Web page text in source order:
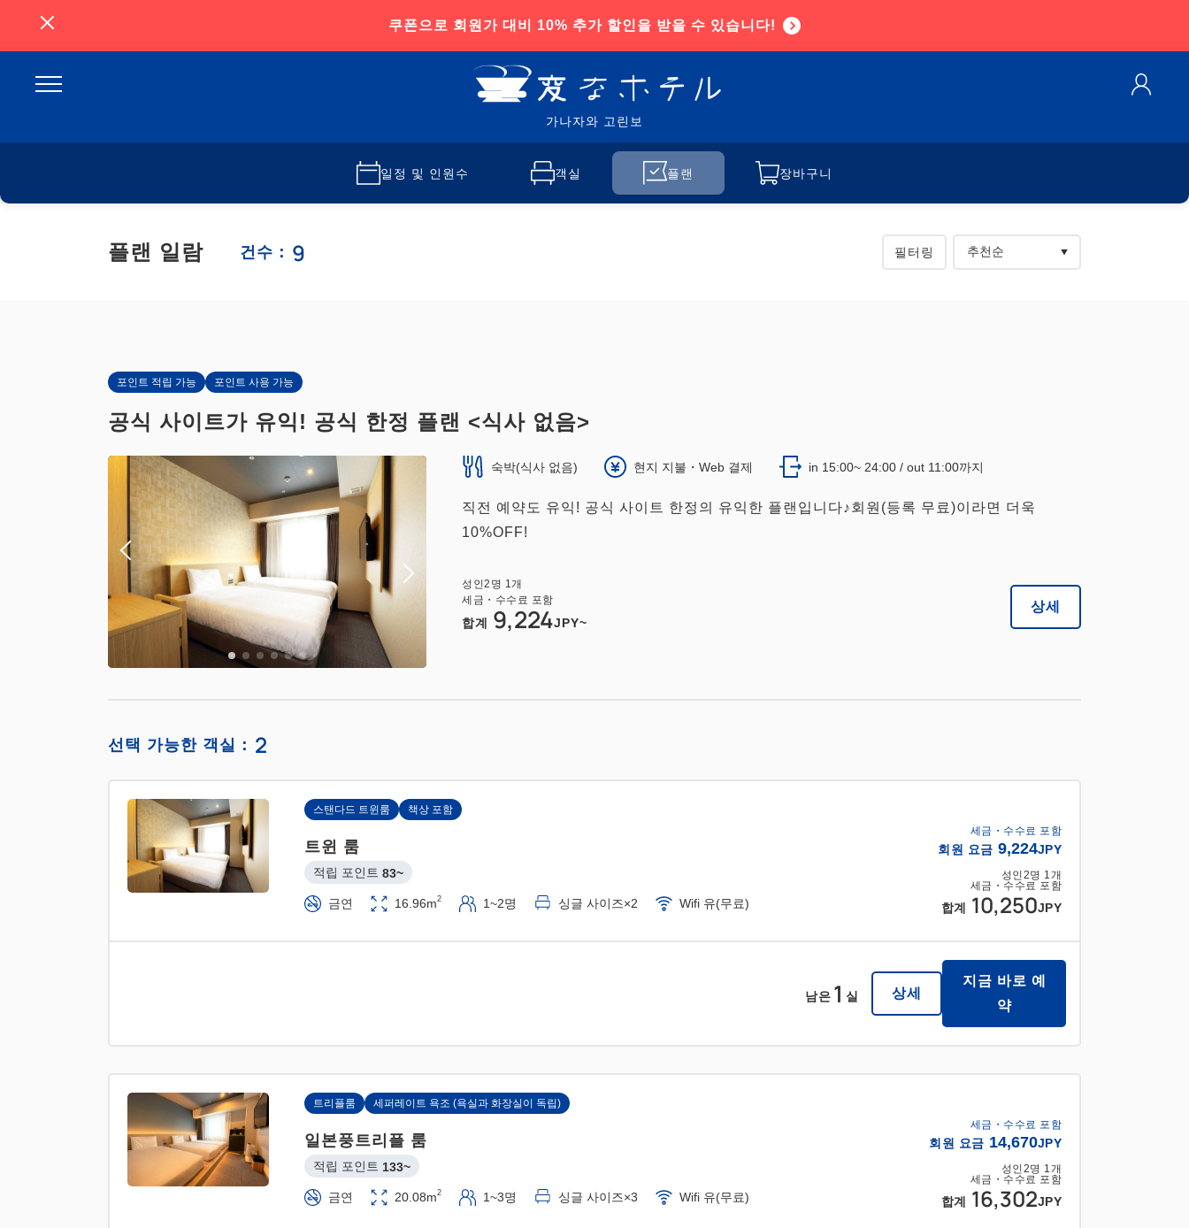
쿠폰으로 회원가 대비 10% 추가 할인을 받을 수 있습니다!
가나자와 고린보
일정 및 인원수 객실 플랜 장바구니
플랜 일람 건수： 9 필터링
포인트 적립 가능 포인트 사용 가능
공식 사이트가 유익! 공식 한정 플랜 <식사 없음>
숙박(식사 없음) 현지 지불・Web 결제 in 15:00~ 24:00 / out 11:00까지
직전 예약도 유익! 공식 사이트 한정의 유익한 플랜입니다♪회원(등록 무료)이라면 더욱
10%OFF!
성인2 명 1개
세금・수수료 포함
합계 9,224JPY~
상세
선택 가능한 객실： 2
세금・수수료 포함
회원 요금 9,224JPY
성인 2명 1개
세금・수수료 포함
합계 10,250JPY
스탠다드 트윈룸 책상 포함
트윈 룸
적립 포인트 83~
금연 16.96m2 1~2명 싱글 사이즈×2 Wifi 유(무료)
남은 1 실 상세
지금 바로 예
약
세금・수수료 포함
회원 요금 14,670JPY
성인 2명 1개
세금・수수료 포함
합계 16,302JPY
트리플룸 세퍼레이트 욕조 (욕실과 화장실이 독립)
일본풍트리플 룸
적립 포인트 133~
금연 20.08m2 1~3명 싱글 사이즈×3 Wifi 유(무료)